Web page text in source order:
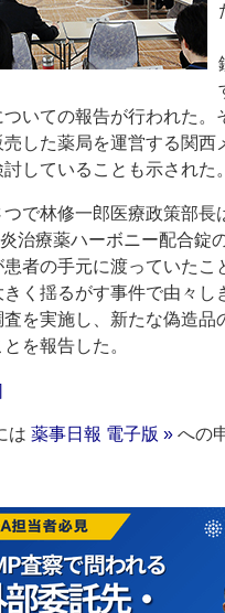
いての報告が行われた。
した薬局を運営する関西
していることも示された。
で林修一郎医療政策部長
治療薬ハーボニー配合錠
者の手元に渡っていたこ
く揺るがす事件で由々し
査を実施し、新たな偽造品
を報告した。
は薬事日報 電子版 » への